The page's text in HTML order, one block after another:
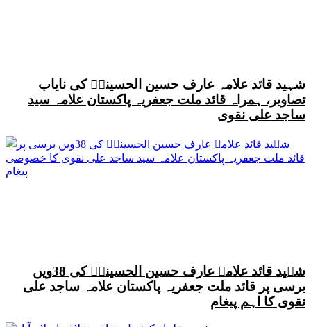
شہید قائد علامہ عارف حسین الحسینیؒ کی نایاب
تصاویر، ہمراہ قائد ملت جعفریہ پاکستان علامہ سید
ساجد علی نقوی
شہید قائد علامہ عارف حسین الحسینیؒ کی 38ویں
برسی پر قائد ملت جعفریہ پاکستان علامہ ساجد علی
نقوی کا اہم پیغام